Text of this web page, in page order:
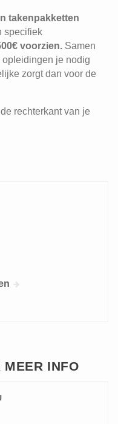
takenpakketten
specifiek
voorzien. Samen
je nodig
zorgt dan voor de
rechterkant van je
MEER INFO